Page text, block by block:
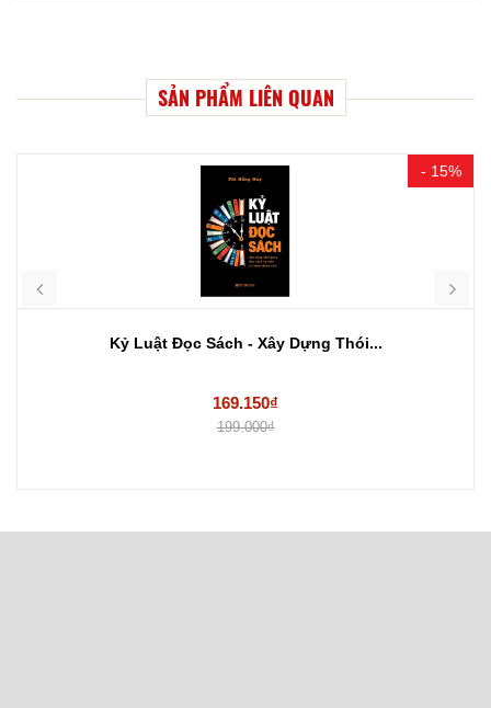
SẢN PHẨM LIÊN QUAN
- 15%
Kỷ Luật Đọc Sách - Xây Dựng Thói...
169.150₫
199.000₫